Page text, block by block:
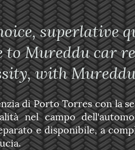
to Mureddu car
with
di Porto Torres con la
nel campo
e disponibile, a